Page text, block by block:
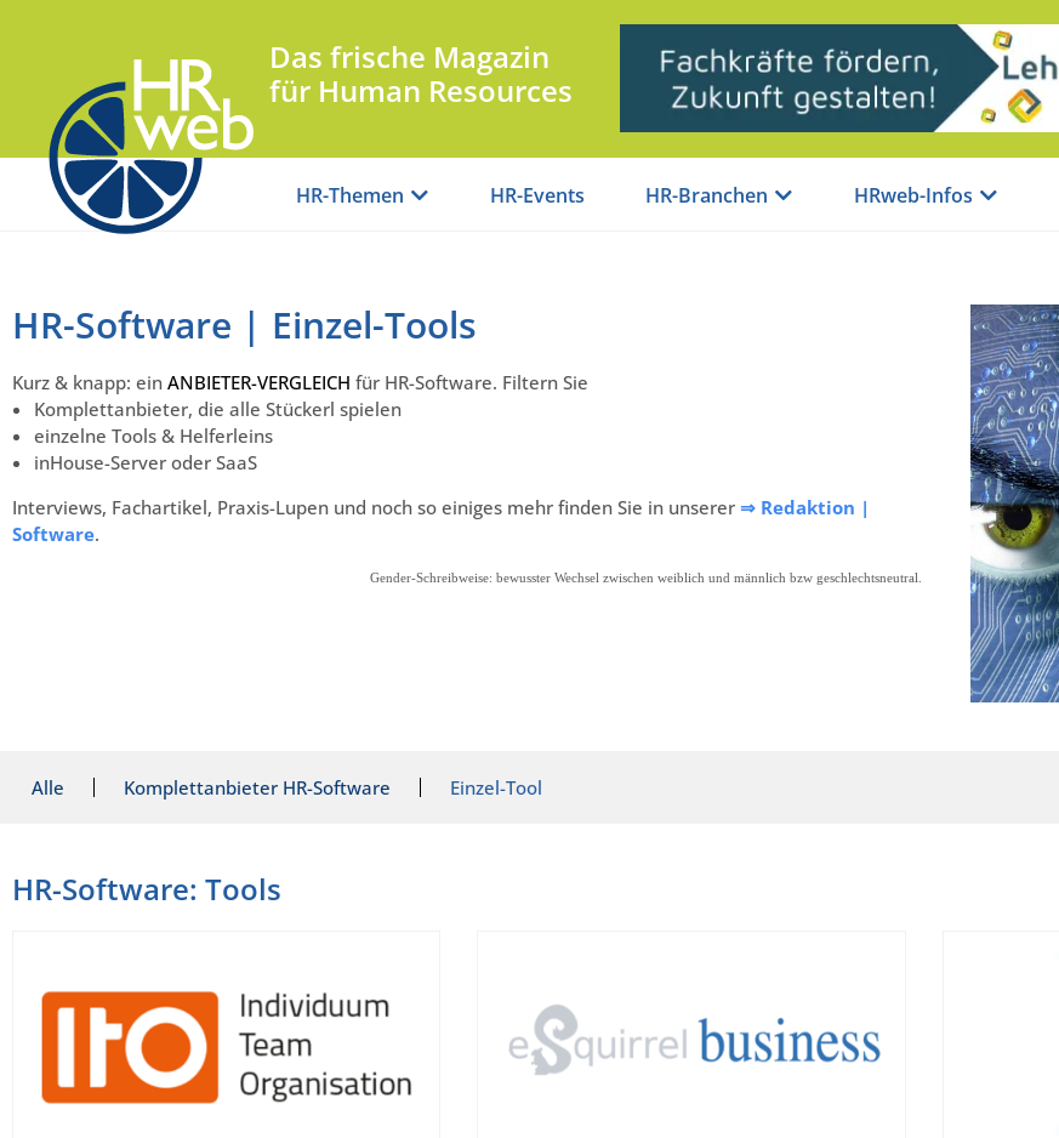
Das frische Magazin
für Human Resources
HR-Themen HR-Events HR-Branchen HRweb-Infos
HR-Software | Einzel-Tools
Kurz & knapp: ein ANBIETER-VERGLEICH für HR-Software. Filtern Sie
Komplettanbieter, die alle Stückerl spielen
einzelne Tools & Helferleins
inHouse-Server oder SaaS
Interviews, Fachartikel, Praxis-Lupen und noch so einiges mehr finden Sie in unserer ⇒ Redaktion |
Software.
Gender-Schreibweise: bewusster Wechsel zwischen weiblich und männlich bzw geschlechtsneutral.
Alle Komplettanbieter HR-Software Einzel-Tool
HR-Software: Tools